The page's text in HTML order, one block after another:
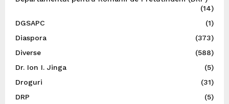
(14)
DGSAPC
(1)
Diaspora
(373)
Diverse
(588)
Dr. Ion I. Jinga
(5)
Droguri
(31)
DRP
(5)